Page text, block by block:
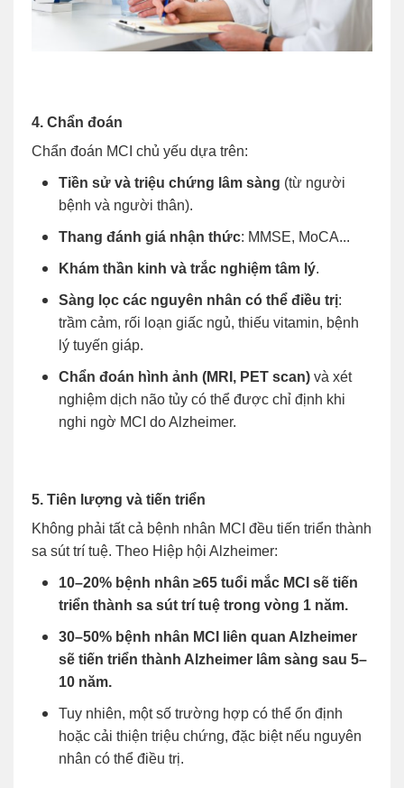
4. Chẩn đoán
Chẩn đoán MCI chủ yếu dựa trên:
Tiền sử và triệu chứng lâm sàng (từ người
bệnh và người thân).
Thang đánh giá nhận thức: MMSE, MoCA...
Khám thần kinh và trắc nghiệm tâm lý.
Sàng lọc các nguyên nhân có thể điều trị:
trầm cảm, rối loạn giấc ngủ, thiếu vitamin, bệnh
lý tuyến giáp.
Chẩn đoán hình ảnh (MRI, PET scan) và xét
nghiệm dịch não tủy có thể được chỉ định khi
nghi ngờ MCI do Alzheimer.
5. Tiên lượng và tiến triển
Không phải tất cả bệnh nhân MCI đều tiến triển thành
sa sút trí tuệ. Theo Hiệp hội Alzheimer:
10–20% bệnh nhân ≥65 tuổi mắc MCI sẽ tiến
triển thành sa sút trí tuệ trong vòng 1 năm.
30–50% bệnh nhân MCI liên quan Alzheimer
sẽ tiến triển thành Alzheimer lâm sàng sau 5–
10 năm.
Tuy nhiên, một số trường hợp có thể ổn định
hoặc cải thiện triệu chứng, đặc biệt nếu nguyên
nhân có thể điều trị.